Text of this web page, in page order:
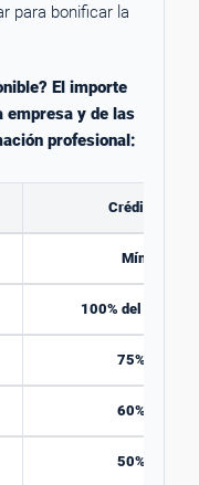
para bonificar la
El importe
empresa y de las
profesional:
Crédito
Mínimo
100% del crédito
75% del
60% del
50% del